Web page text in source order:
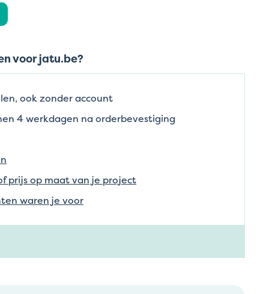
voor jatu.be?
ook zonder account
4 werkdagen na orderbevestiging
prijs op maat van je project
waren je voor